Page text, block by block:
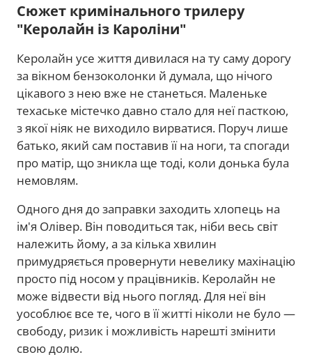
Сюжет кримінального трилеру
"Керолайн із Кароліни"
Керолайн усе життя дивилася на ту саму дорогу
за вікном бензоколонки й думала, що нічого
цікавого з нею вже не станеться. Маленьке
техаське містечко давно стало для неї пасткою,
з якої ніяк не виходило вирватися. Поруч лише
батько, який сам поставив її на ноги, та спогади
про матір, що зникла ще тоді, коли донька була
немовлям.
Одного дня до заправки заходить хлопець на
ім'я Олівер. Він поводиться так, ніби весь світ
належить йому, а за кілька хвилин
примудряється провернути невелику махінацію
просто під носом у працівників. Керолайн не
може відвести від нього погляд. Для неї він
уособлює все те, чого в її житті ніколи не було —
свободу, ризик і можливість нарешті змінити
свою долю.